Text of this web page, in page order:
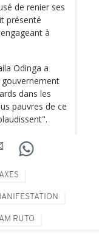
de renier ses
présenté
à
Odinga a
dans les
pauvres de ce
RUTO